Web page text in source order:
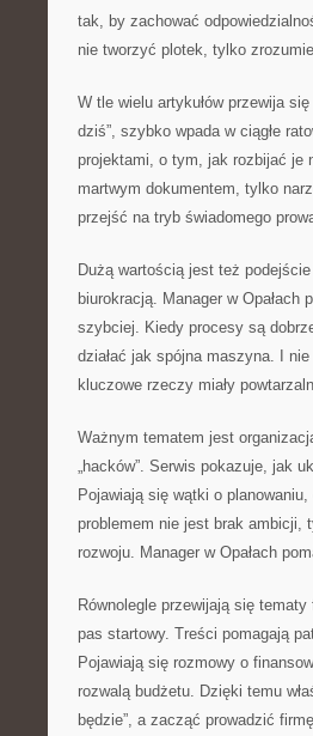
tak, by zachować
nie tworzyć plotek, tylko
W tle wielu artykułów przewija
dziś”, szybko wpada w ciągłe
projektami, o tym, jak rozbijać je
martwym dokumentem, tylko
przejść na tryb świadomego
Dużą wartością jest też
biurokracją. Manager w
szybciej. Kiedy procesy są
działać jak spójna maszyna. I
kluczowe rzeczy miały
Ważnym tematem jest
„hacków”. Serwis pokazuje, jak
Pojawiają się wątki o
problemem nie jest brak ambicji,
rozwoju. Manager w Opałach
Równolegle przewijają się
pas startowy. Treści pomagają
Pojawiają się rozmowy o
rozwalą budżetu. Dzięki temu
będzie”, a zacząć prowadzić